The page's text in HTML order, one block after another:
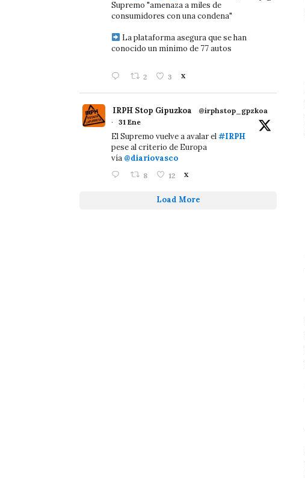
Supremo "amenaza a miles de
consumidores con una condena"
La plataforma asegura que se han
conocido un mínimo de 77 autos
2 3 X
IRPH Stop Gipuzkoa
@irphstop_gpzkoa
·
31 Ene
El Supremo vuelve a avalar el#IRPH
pese al criterio de Europa
vía @diariovasco
8 12 X
Load More